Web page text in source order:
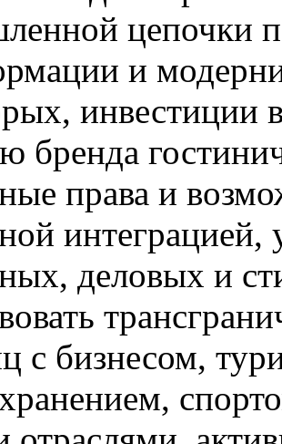
цепочки
и
инвестиции
бренда
права и
интеграцией,
деловых и
с бизнесом,